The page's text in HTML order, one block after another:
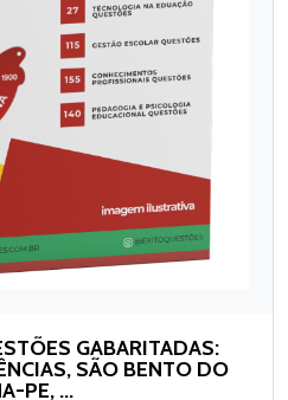
GABARITADAS:
SÃO BENTO DO
PE, ...